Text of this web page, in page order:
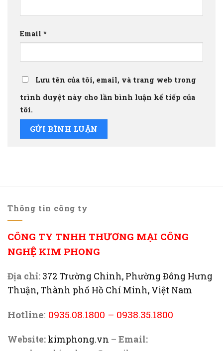
Email *
Lưu tên của tôi, email, và trang web trong
trình duyệt này cho lần bình luận kế tiếp của
tôi.
Thông tin công ty
CÔNG TY TNHH THƯƠNG MẠI CÔNG
NGHỆ KIM PHONG
Địa chỉ: 372 Trường Chinh, Phường Đông Hưng
Thuận, Thành phố Hồ Chí Minh, Việt Nam
Hotline: 0935.08.1800 – 0938.35.1800
Website: kimphong.vn – Email: